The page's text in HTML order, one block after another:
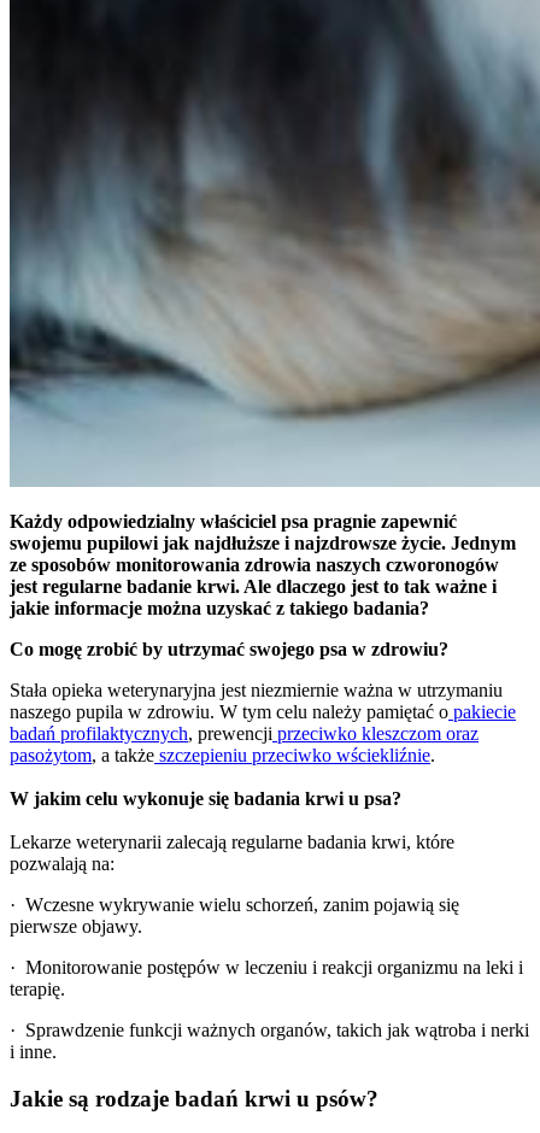
Każdy odpowiedzialny właściciel psa pragnie zapewnić
swojemu pupilowi jak najdłuższe i najzdrowsze życie. Jednym
ze sposobów monitorowania zdrowia naszych czworonogów
jest regularne badanie krwi. Ale dlaczego jest to tak ważne i
jakie informacje można uzyskać z takiego badania?
Co mogę zrobić by utrzymać swojego psa w zdrowiu?
Stała opieka weterynaryjna jest niezmiernie ważna w utrzymaniu
naszego pupila w zdrowiu. W tym celu należy pamiętać o pakiecie
badań profilaktycznych, prewencji przeciwko kleszczom oraz
pasożytom, a także szczepieniu przeciwko wściekliźnie.
W jakim celu wykonuje się badania krwi u psa?
Lekarze weterynarii zalecają regularne badania krwi, które
pozwalają na:
· Wczesne wykrywanie wielu schorzeń, zanim pojawią się
pierwsze objawy.
· Monitorowanie postępów w leczeniu i reakcji organizmu na leki i
terapię.
· Sprawdzenie funkcji ważnych organów, takich jak wątroba i nerki
i inne.
Jakie są rodzaje badań krwi u psów?